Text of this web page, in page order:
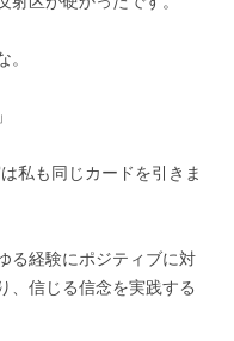
。
私も同じカードを引きま
る経験にポジティブに対
、信じる信念を実践する